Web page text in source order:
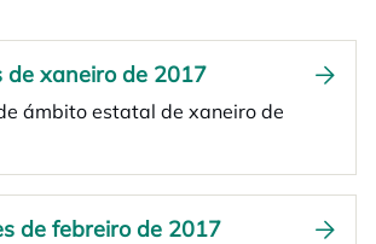
de xaneiro de 2017
ámbito estatal de xaneiro de
de febreiro de 2017